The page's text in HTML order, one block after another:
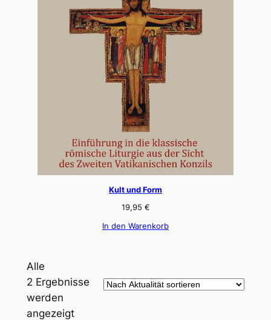
Kult und Form
19,95 €
In den Warenkorb
Alle
2 Ergebnisse
werden
angezeigtNach